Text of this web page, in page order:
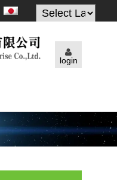
Powered by
login